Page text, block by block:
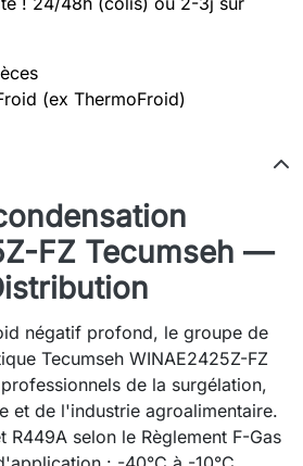
(ex ThermoFroid)
FZ Tecumseh —
négatif profond, le groupe de
Tecumseh WINAE2425Z-FZ
de la surgélation,
et de l'industrie agroalimentaire.
R449A selon le Règlement F-Gas